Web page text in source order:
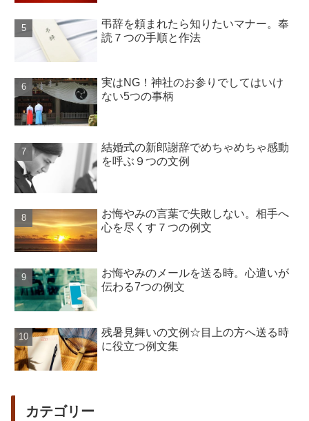
弔辞を頼まれたら知りたいマナー。奉
読７つの手順と作法
実はNG！神社のお参りでしてはいけ
ない5つの事柄
結婚式の新郎謝辞でめちゃめちゃ感動
を呼ぶ９つの文例
お悔やみの言葉で失敗しない。相手へ
心を尽くす７つの例文
お悔やみのメールを送る時。心遣いが
伝わる7つの例文
残暑見舞いの文例☆目上の方へ送る時
に役立つ例文集
カテゴリー